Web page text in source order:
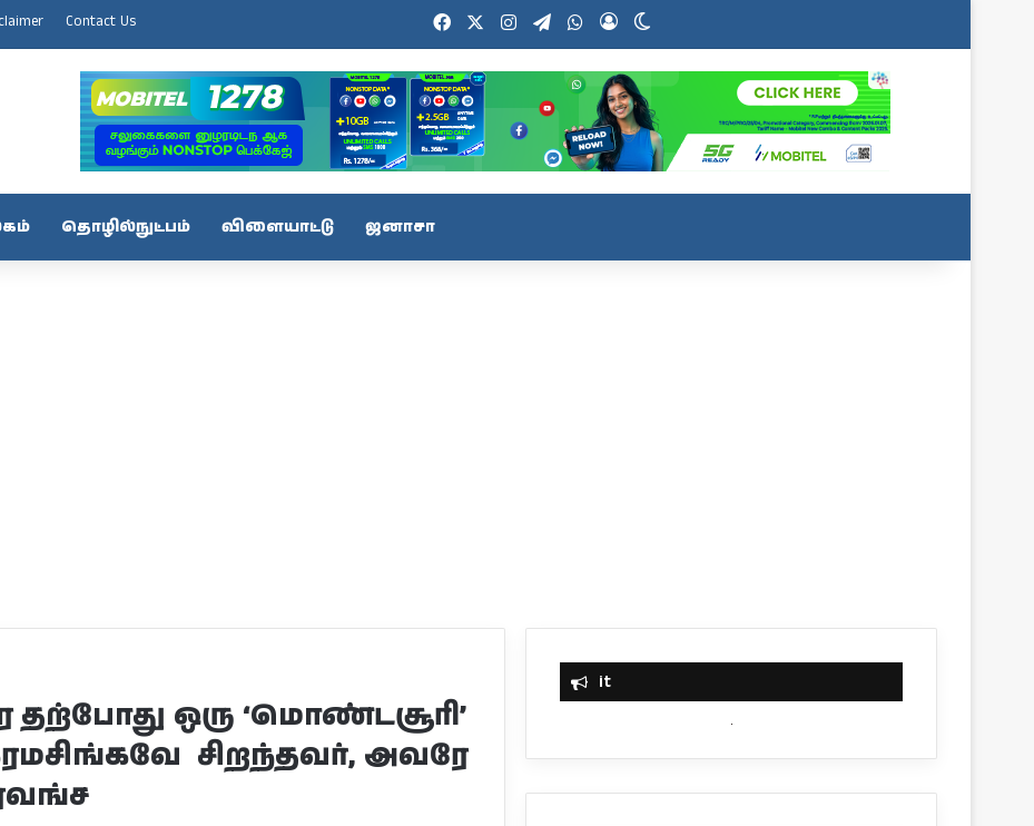
Contact Us FacebookInstagramTelegramWhatsApp
Log In
தொழில்நுட்பம் விளையாட்டு ஜனாசா
தற்போது ஒரு ‘மொண்டசூரி’
சிறந்தவர், அவரே
it